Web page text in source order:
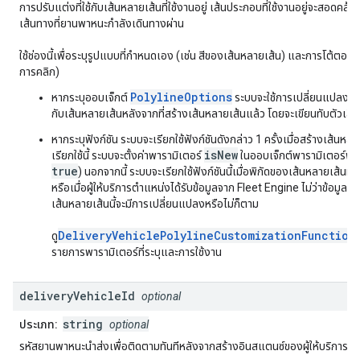
การปรับแต่งที่ใช้กับเส้นหลายเส้นที่ใช้งานอยู่ เส้นประกอบที่ใช้งานอยู่จะสอดคล้
เส้นทางที่ยานพาหนะกำลังเดินทางผ่าน
ใช้ช่องนี้เพื่อระบุรูปแบบที่กำหนดเอง (เช่น สีของเส้นหลายเส้น) และการโต้ตอบ
การคลิก)
หากระบุออบเจ็กต์ PolylineOptionsระบบจะใช้การเปลี่ยนแปลงที่
กับเส้นหลายเส้นหลังจากที่สร้างเส้นหลายเส้นแล้ว โดยจะเขียนทับตัวเลื
หากระบุฟังก์ชัน ระบบจะเรียกใช้ฟังก์ชันดังกล่าว 1 ครั้งเมื่อสร้างเส้นหลา
เรียกใช้นี้ ระบบจะตั้งค่าพารามิเตอร์isNewในออบเจ็กต์พารามิเตอร์ฟั
true) นอกจากนี้ ระบบจะเรียกใช้ฟังก์ชันนี้เมื่อพิกัดของเส้นหลายเส้นมี
หรือเมื่อผู้ให้บริการตำแหน่งได้รับข้อมูลจาก Fleet Engine ไม่ว่าข้อมูล
เส้นหลายเส้นนี้จะมีการเปลี่ยนแปลงหรือไม่ก็ตาม
ดู
รายการพารามิเตอร์ที่ระบุและการใช้งาน
deliveryVehicleId optional
ประเภท: string optional
รหัสยานพาหนะนำส่งเพื่อติดตามทันทีหลังจากสร้างอินสแตนซ์ของผู้ให้บริการต